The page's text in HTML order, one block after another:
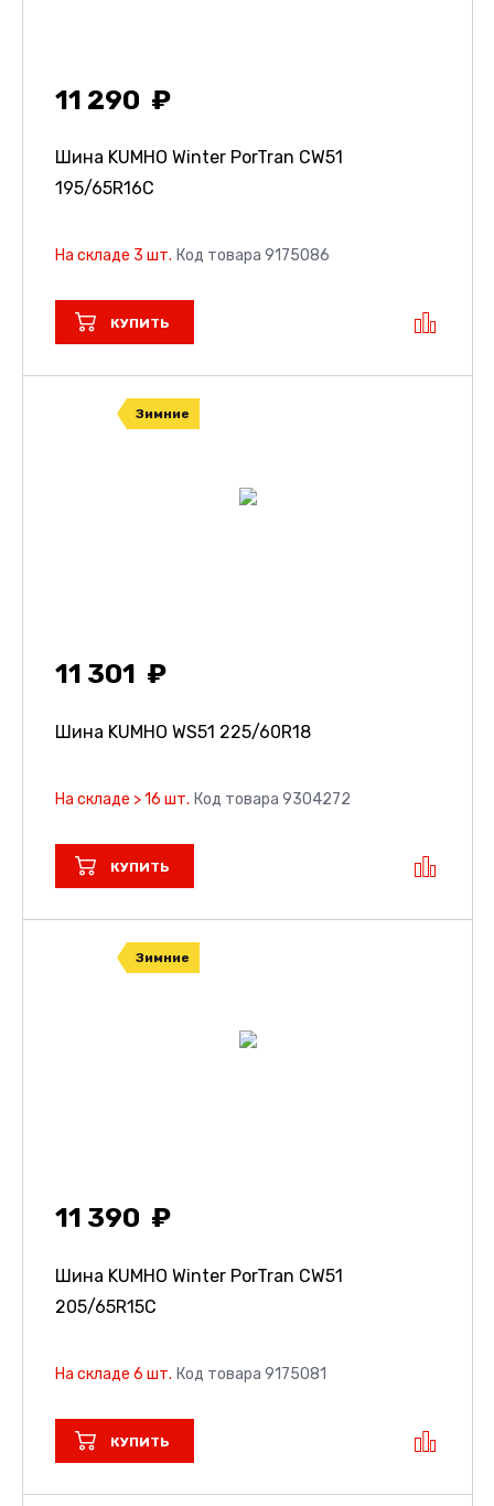
11 290
Шина KUMHO Winter PorTran CW51
195/65R16C
На складе 3 шт. Код товара 9175086
КУПИТЬ
Зимние
11 301
Шина KUMHO WS51 225/60R18
На складе > 16 шт. Код товара 9304272
КУПИТЬ
Зимние
11 390
Шина KUMHO Winter PorTran CW51
205/65R15C
На складе 6 шт. Код товара 9175081
КУПИТЬ